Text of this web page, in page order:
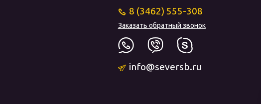
8 (3462) 555-308
Заказать обратный звонок
info@seversb.ru